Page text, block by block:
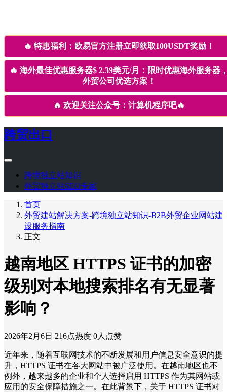
🔥 特惠福利：欧易官方注册立即获取100USDT奖励！
🔥 海外最佳优惠服务器$ 2.39美元/月：限时优惠海外服务器
外贸公司优选方案！
🔥 欢迎关注公众号：计算机程序吧🔥
跨贸出口
跨境独立站知识
外贸独立站SEO专家
首页
外贸建站解决方案-跨境独立站知识-B2B外贸企业网站建
设服务指南
正文
越南地区 HTTPS 证书的加密
级别对本地搜索排名有无显著
影响？
2026年2月6日 216点热度 0人点赞
近年来，随着互联网技术的不断发展和用户信息安全意识的提
升，HTTPS 证书在各大网站中被广泛使用。在越南地区也不
例外，越来越多的企业和个人选择启用 HTTPS 作为其网站或
应用的安全保障措施之一。在此背景下，关于 HTTPS 证书对